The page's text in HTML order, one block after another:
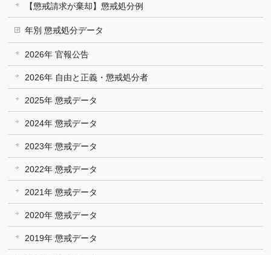
【懲戒請求が棄却】懲戒処分例
年別 懲戒処分データ
2026年 官報公告
2026年 自由と正義・懲戒処分者
2025年 懲戒データ
2024年 懲戒データ
2023年 懲戒データ
2022年 懲戒データ
2021年 懲戒データ
2020年 懲戒データ
2019年 懲戒データ